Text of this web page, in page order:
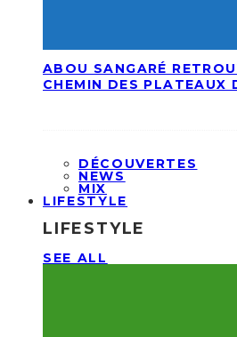
ABOU SANGARÉ
CHEMIN DES PLATEAUX
DÉCOUVERTES
NEWS
MIX
LIFESTYLE
LIFESTYLE
SEE ALL